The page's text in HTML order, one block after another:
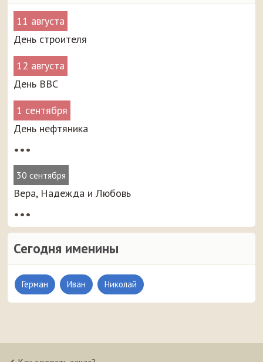
11 августа
День строителя
12 августа
День ВВС
1 сентября
День нефтяника
•••
30 сентября
Вера, Надежда и Любовь
•••
Сегодня именины
Герман Иван Николай